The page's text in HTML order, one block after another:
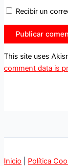
Recibir un
This site uses
comment data is
Inicio Política